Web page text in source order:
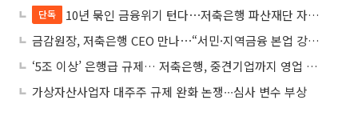
단독
10년 묶인 금융위기 턴다⋯저축은행 파산재단 자산도 일괄 정리
금감원장, 저축은행 CEO 만나⋯“서민·지역금융 본업 강화해야”
‘5조 이상’ 은행급 규제… 저축은행, 중견기업까지 영업 확대
가상자산사업자 대주주 규제 완화 논쟁∙∙∙심사 변수 부상